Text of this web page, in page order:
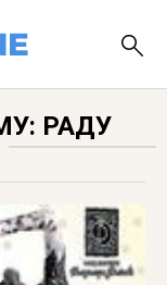
РАДУ